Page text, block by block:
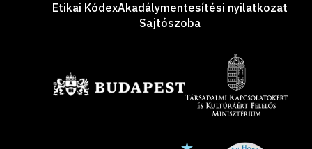
Etikai KódexAkadálymentesítési nyilatkozat
Sajtószoba